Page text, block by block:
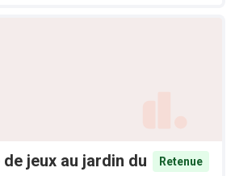
jeux au jardin du
Retenue